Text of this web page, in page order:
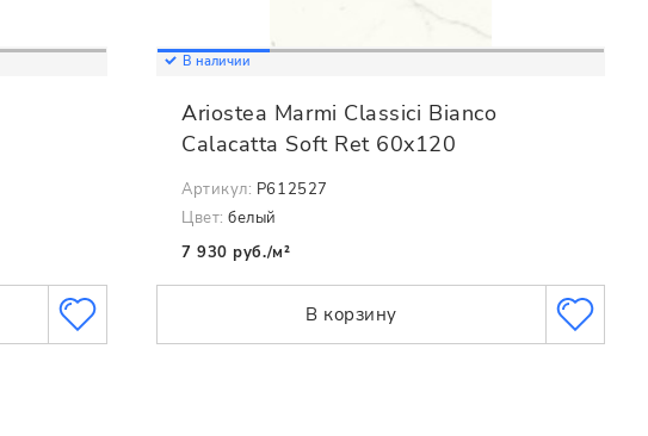
В наличии
Ariostea Marmi Classici Bianco
Calacatta Soft Ret 60x120
Артикул: P612527
Цвет: белый
7 930 руб./м²
В корзину